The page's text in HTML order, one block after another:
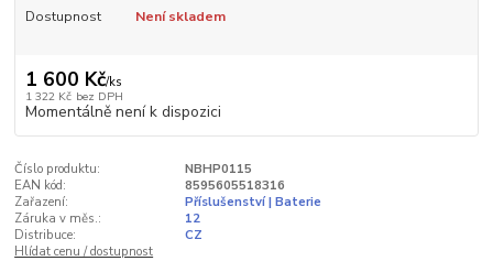
Dostupnost Není skladem
1 600 Kč/ks
1 322 Kč bez DPH
Momentálně není k dispozici
Číslo produktu:
NBHP0115
EAN kód:
8595605518316
Zařazení:
Příslušenství | Baterie
Záruka v měs.:
12
Distribuce:
CZ
Hlídat cenu / dostupnost